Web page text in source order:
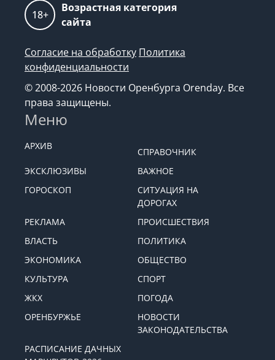
18+
Возрастная категория
сайта
Согласие на обработку Политика
конфиденциальности
© 2008-2026 Новости Оренбурга Orenday. Все
права защищены.
Меню
АРХИВ
СПРАВОЧНИК
ЭКСКЛЮЗИВЫ
ВАЖНОЕ
ГОРОСКОП
СИТУАЦИЯ НА
ДОРОГАХ
РЕКЛАМА
ПРОИСШЕСТВИЯ
ВЛАСТЬ
ПОЛИТИКА
ЭКОНОМИКА
ОБЩЕСТВО
КУЛЬТУРА
СПОРТ
ЖКХ
ПОГОДА
ОРЕНБУРЖЬЕ
НОВОСТИ
ЗАКОНОДАТЕЛЬСТВА
РАСПИСАНИЕ ДАЧНЫХ